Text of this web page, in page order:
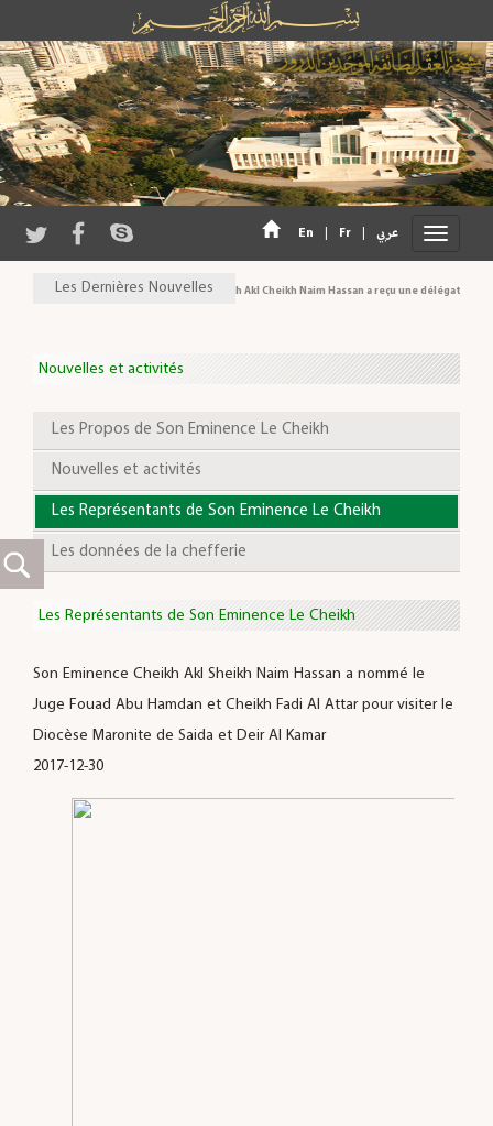
En Fr عربي
Les Dernières Nouvelles
Son Eminence Cheikh Akl Cheikh Naim Hassan a reçu une délégation
Nouvelles et activités
Les Propos de Son Eminence Le Cheikh
Nouvelles et activités
Les Représentants de Son Eminence Le Cheikh
Les données de la chefferie
Les Représentants de Son Eminence Le Cheikh
Son Eminence Cheikh Akl Sheikh Naim Hassan a nommé le
Juge Fouad Abu Hamdan et Cheikh Fadi Al Attar pour visiter le
Diocèse Maronite de Saida et Deir Al Kamar
2017-12-30